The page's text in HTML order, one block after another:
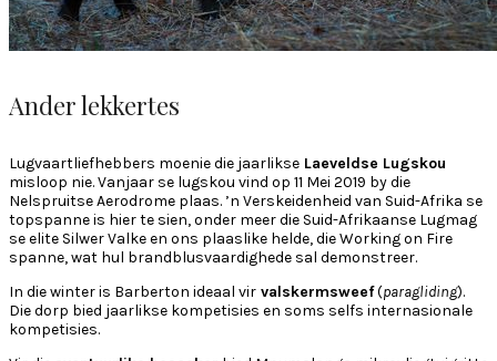
Ander lekkertes
Lugvaartliefhebbers moenie die jaarlikse Laeveldse Lugskou
misloop nie. Vanjaar se lugskou vind op 11 Mei 2019 by die
Nelspruitse Aerodrome plaas. ’n Verskeidenheid van Suid-Afrika se
topspanne is hier te sien, onder meer die Suid-Afrikaanse Lugmag
se elite Silwer Valke en ons plaaslike helde, die Working on Fire
spanne, wat hul brandblusvaardighede sal demonstreer.
In die winter is Barberton ideaal vir valskermsweef(paragliding).
Die dorp bied jaarlikse kompetisies en soms selfs internasionale
kompetisies.